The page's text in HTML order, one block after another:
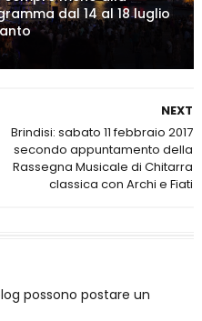
dal 14 al 18 luglio
NEXT
Brindisi: sabato 11 febbraio 2017
secondo appuntamento della
Rassegna Musicale di Chitarra
classica con Archi e Fiati
possono postare un